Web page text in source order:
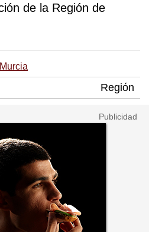
de la Región de
Región